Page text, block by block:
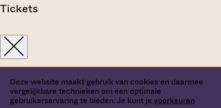
Deze website maakt gebruik van cookies en daarmee
vergelijkbare technieken om een optimale
gebruikerservaring te bieden. Je kunt je voorkeuren
Tickets